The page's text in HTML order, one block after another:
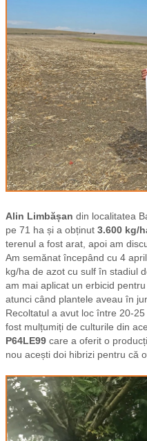
Alin Limbășan din localitatea
pe 71 ha și a obținut 3.600 kg/
terenul a fost arat, apoi am
Am semănat începând cu 4
kg/ha de azot cu sulf în stadiul
am mai aplicat un erbicid
atunci când plantele aveau în
Recoltatul a avut loc între 20-
fost mulțumiți de culturile din
P64LE99 care a oferit o
nou acești doi hibrizi pentru că